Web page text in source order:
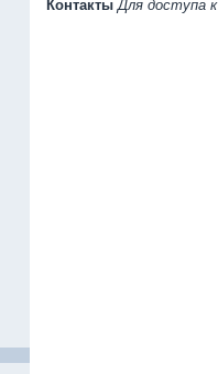
Контакты Для доступа